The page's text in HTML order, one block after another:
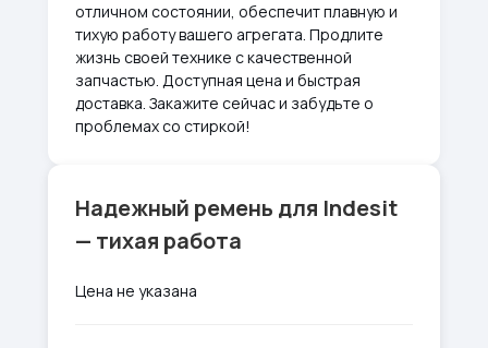
отличном состоянии, обеспечит плавную и
тихую работу вашего агрегата. Продлите
жизнь своей технике с качественной
запчастью. Доступная цена и быстрая
доставка. Закажите сейчас и забудьте о
проблемах со стиркой!
Надежный ремень для Indesit
— тихая работа
Цена не указана